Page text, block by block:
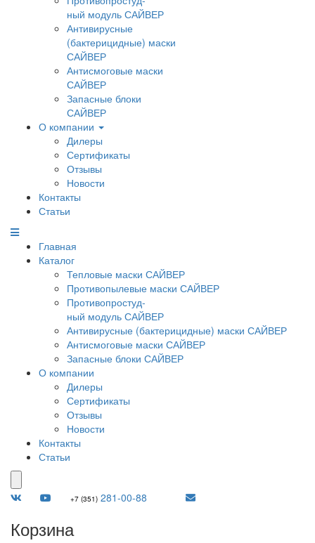
ный модуль САЙВЕР
Антивирусные
(бактерицидные) маски
САЙВЕР
Антисмоговые маски
САЙВЕР
Запасные блоки
САЙВЕР
О компании
Дилеры
Сертификаты
Отзывы
Новости
Контакты
Статьи
Главная
Каталог
Тепловые маски САЙВЕР
Противопылевые маски САЙВЕР
Противопростуд-
ный модуль САЙВЕР
Антивирусные (бактерицидные) маски САЙВЕР
Антисмоговые маски САЙВЕР
Запасные блоки САЙВЕР
О компании
Дилеры
Сертификаты
Отзывы
Новости
Контакты
Статьи
+7 (351) 281-00-88
Корзина